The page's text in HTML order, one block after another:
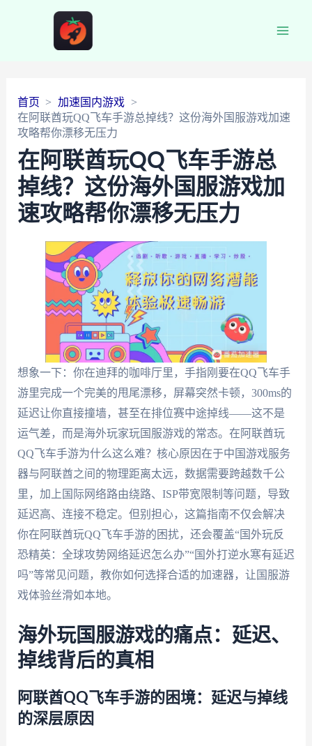
首页
加速国内游戏
在阿联酋玩QQ飞车手游总掉线？这份海外国服游戏加速
攻略帮你漂移无压力
在阿联酋玩QQ飞车手游总
掉线？这份海外国服游戏加
速攻略帮你漂移无压力
想象一下：你在迪拜的咖啡厅里，手指刚要在QQ飞车手
游里完成一个完美的甩尾漂移，屏幕突然卡顿，300ms的
延迟让你直接撞墙，甚至在排位赛中途掉线——这不是
运气差，而是海外玩家玩国服游戏的常态。在阿联酋玩
QQ飞车手游为什么这么难？核心原因在于中国游戏服务
器与阿联酋之间的物理距离太远，数据需要跨越数千公
里，加上国际网络路由绕路、ISP带宽限制等问题，导致
延迟高、连接不稳定。但别担心，这篇指南不仅会解决
你在阿联酋玩QQ飞车手游的困扰，还会覆盖“国外玩反
恐精英：全球攻势网络延迟怎么办”“国外打逆水寒有延迟
吗”等常见问题，教你如何选择合适的加速器，让国服游
戏体验丝滑如本地。
海外玩国服游戏的痛点：延迟、
掉线背后的真相
阿联酋QQ飞车手游的困境：延迟与掉线
的深层原因